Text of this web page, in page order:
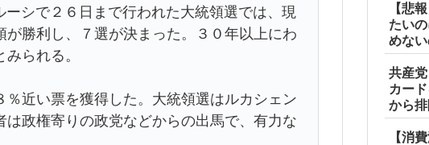
シで２６日まで行われた大統領選では、現
勝利し、７選が決まった。３０年以上にわ
られる。
近い票を獲得した。大統領選はルカシェン
政権寄りの政党などからの出馬で、有力な
【悲
たい
めない
共産
カー
から排
【消